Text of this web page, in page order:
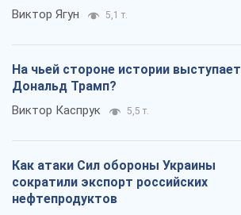
Виктор Ягун 5,1 т.
На чьей стороне истории выступает
Дональд Трамп?
Виктор Каспрук 5,5 т.
Как атаки Сил обороны Украины
сократили экспорт российских
нефтепродуктов